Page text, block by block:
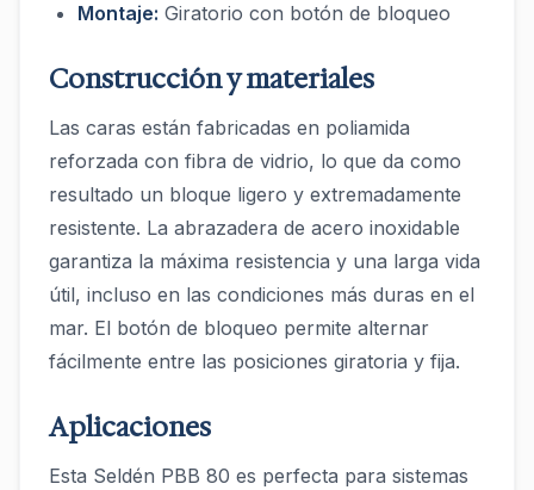
Montaje: Giratorio con botón de bloqueo
Construcción y materiales
Las caras están fabricadas en poliamida
reforzada con fibra de vidrio, lo que da como
resultado un bloque ligero y extremadamente
resistente. La abrazadera de acero inoxidable
garantiza la máxima resistencia y una larga vida
útil, incluso en las condiciones más duras en el
mar. El botón de bloqueo permite alternar
fácilmente entre las posiciones giratoria y fija.
Aplicaciones
Esta Seldén PBB 80 es perfecta para sistemas